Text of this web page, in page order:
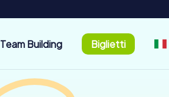
Team Building Biglietti